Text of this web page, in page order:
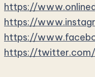
https://
https://
https://
https://twitter.com/